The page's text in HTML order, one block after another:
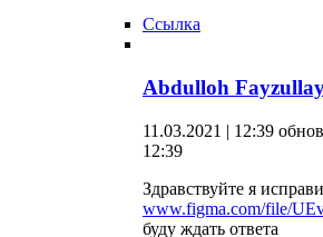
Ссылка
Abdulloh
11.03.2021 | 12:39
12:39
Здравствуйте я
www.figma.com/file/
буду ждать ответа